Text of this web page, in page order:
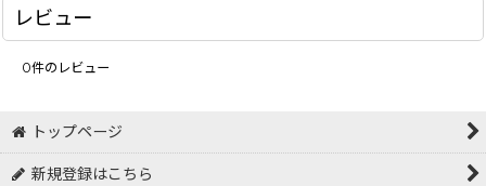
レビュー
0件のレビュー
トップページ
新規登録はこちら